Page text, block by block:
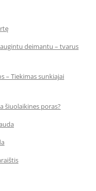
deimantu – tvarus
– Tiekimas sunkiajai
šiuolaikines poras?